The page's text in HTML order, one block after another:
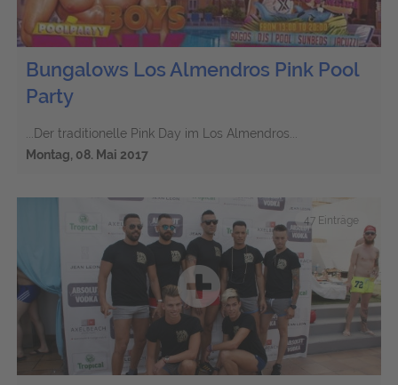
Bungalows Los Almendros Pink Pool
Party
...Der traditionelle Pink Day im Los Almendros...
Montag, 08. Mai 2017
47 Einträge